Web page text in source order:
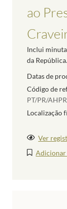
ao
Inclui
da República.
Datas de
Código de
PT/PR/
Localização
Ver
Adicionar